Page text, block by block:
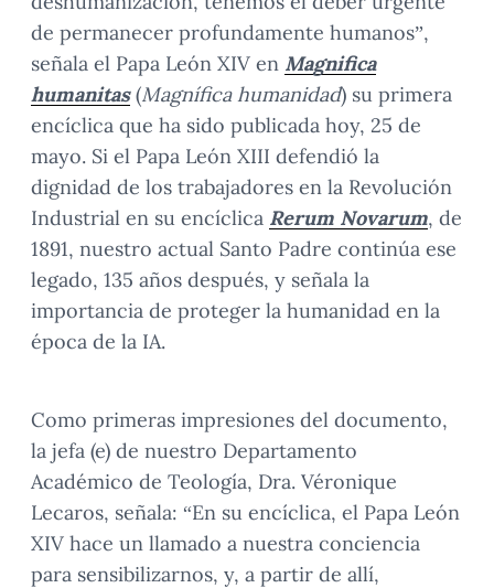
de permanecer profundamente humanos”,
señala el Papa León XIV en Magnifica
humanitas(Magnífica humanidad) su primera
encíclica que ha sido publicada hoy, 25 de
mayo. Si el Papa León XIII defendió la
dignidad de los trabajadores en la Revolución
Industrial en su encíclica Rerum Novarum, de
1891, nuestro actual Santo Padre continúa ese
legado, 135 años después, y señala la
importancia de proteger la humanidad en la
época de la IA.
Como primeras impresiones del documento,
la jefa (e) de nuestro Departamento
Académico de Teología, Dra. Véronique
Lecaros, señala: “En su encíclica, el Papa León
XIV hace un llamado a nuestra conciencia
para sensibilizarnos, y, a partir de allí,